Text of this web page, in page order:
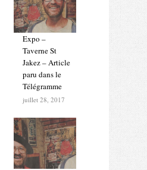
Expo –
Taverne St
Jakez – Article
paru dans le
Télégramme
juillet 28, 2017